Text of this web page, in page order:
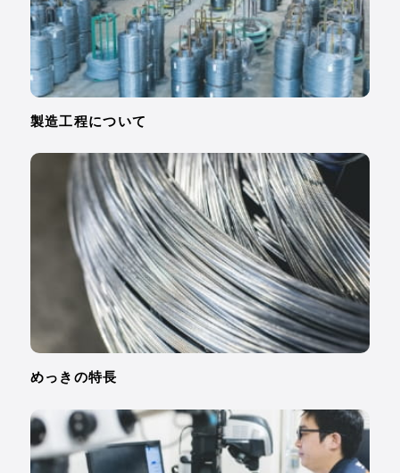
製造工程について
めっきの特長